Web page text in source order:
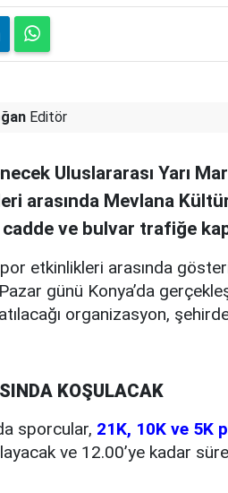
Editör
Uluslararası Yarı
arasında Mevlana
ve bulvar trafiğe
etkinlikleri arasında
günü Konya’da
organizasyon,
KOŞULACAK
sporcular, 21K, 10K ve 5K
ve 12.00’ye kadar